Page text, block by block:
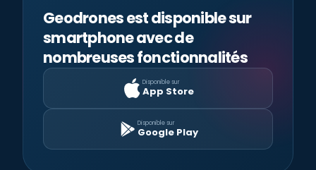
Geodrones est disponible sur
smartphone avec de
nombreuses fonctionnalités
Disponible sur
App Store
Disponible sur
Google Play